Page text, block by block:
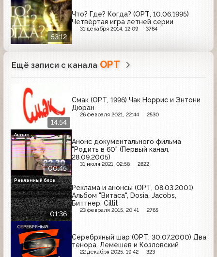
53:12
Что? Где? Когда? (ОРТ, 10.06.1995)
Четвёртая игра летней серии
31 декабря 2014, 12:09 3764
Ещё записи с канала ОРТ
14:54
Смак (ОРТ, 1996) Чак Норрис и Энтони
Дюран
26 февраля 2021, 22:44 2530
00:45
Анонс документального фильма
"Родить в 60" (Первый канал,
28.09.2005)
31 июля 2021, 02:58 2822
Анонс
01:36
Реклама и анонсы (ОРТ, 08.03.2001)
Альбом "Витаса", Dosia, Jacobs,
Биттнер, Cillit
23 февраля 2015, 20:41 2765
Рекламный блок
Серебряный шар (ОРТ, 30.07.2000) Два
тенора. Лемешев и Козловский
22 декабря 2025, 19:42 323